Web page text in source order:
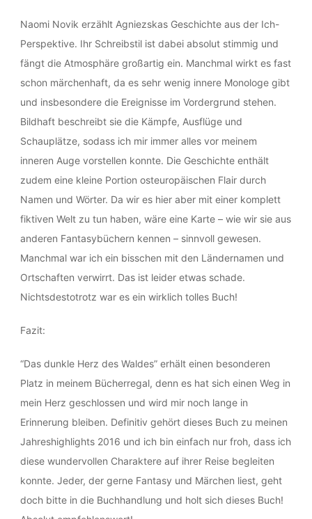
Naomi Novik erzählt Agniezskas Geschichte aus der Ich-
Perspektive. Ihr Schreibstil ist dabei absolut stimmig und
fängt die Atmosphäre großartig ein. Manchmal wirkt es fast
schon märchenhaft, da es sehr wenig innere Monologe gibt
und insbesondere die Ereignisse im Vordergrund stehen.
Bildhaft beschreibt sie die Kämpfe, Ausflüge und
Schauplätze, sodass ich mir immer alles vor meinem
inneren Auge vorstellen konnte. Die Geschichte enthält
zudem eine kleine Portion osteuropäischen Flair durch
Namen und Wörter. Da wir es hier aber mit einer komplett
fiktiven Welt zu tun haben, wäre eine Karte – wie wir sie aus
anderen Fantasybüchern kennen – sinnvoll gewesen.
Manchmal war ich ein bisschen mit den Ländernamen und
Ortschaften verwirrt. Das ist leider etwas schade.
Nichtsdestotrotz war es ein wirklich tolles Buch!
Fazit:
“Das dunkle Herz des Waldes” erhält einen besonderen
Platz in meinem Bücherregal, denn es hat sich einen Weg in
mein Herz geschlossen und wird mir noch lange in
Erinnerung bleiben. Definitiv gehört dieses Buch zu meinen
Jahreshighlights 2016 und ich bin einfach nur froh, dass ich
diese wundervollen Charaktere auf ihrer Reise begleiten
konnte. Jeder, der gerne Fantasy und Märchen liest, geht
doch bitte in die Buchhandlung und holt sich dieses Buch!